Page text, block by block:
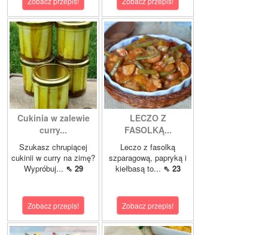
Cukinia w zalewie
curry...
Szukasz chrupiącej
cukinii w curry na zimę?
Wypróbuj... ⇖ 29
Zobacz przepis!
LECZO Z
FASOLKĄ...
Leczo z fasolką
szparagową, papryką i
kiełbasą to... ⇖ 23
Zobacz przepis!